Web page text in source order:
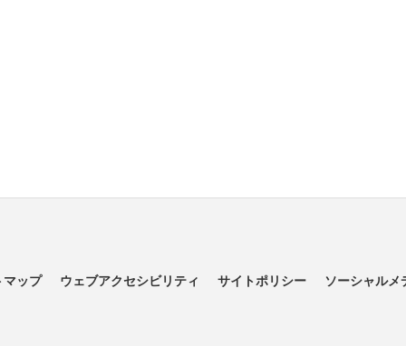
マップ ウェブアクセシビリティ サイトポリシー ソーシャルメ